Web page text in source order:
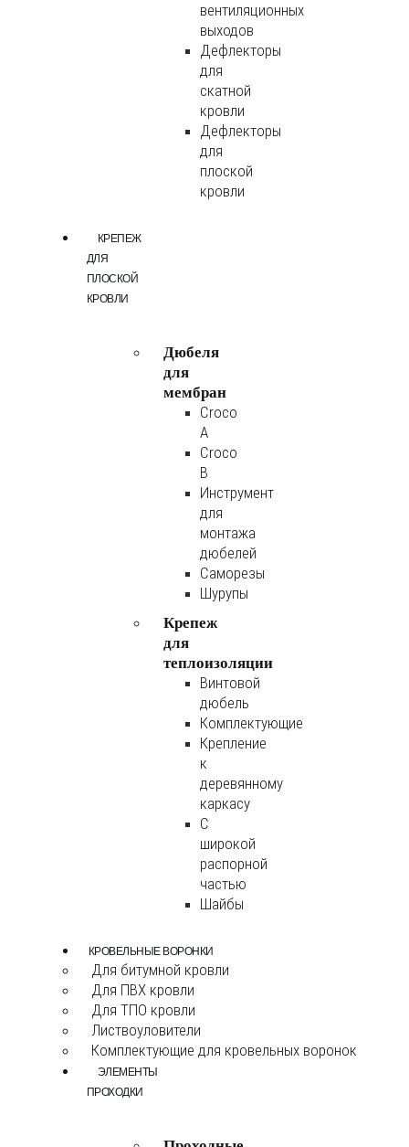
вентиляционных
выходов
Дефлекторы
для
скатной
кровли
Дефлекторы
для
плоской
кровли
КРЕПЕЖ
ДЛЯ
ПЛОСКОЙ
КРОВЛИ
Дюбеля
для
мембран
Croco
A
Croco
B
Инструмент
для
монтажа
дюбелей
Саморезы
Шурупы
Крепеж
для
теплоизоляции
Винтовой
дюбель
Комплектующие
Крепление
к
деревянному
каркасу
С
широкой
распорной
частью
Шайбы
КРОВЕЛЬНЫЕ ВОРОНКИ
Для битумной кровли
Для ПВХ кровли
Для ТПО кровли
Листвоуловители
Комплектующие для кровельных воронок
ЭЛЕМЕНТЫ
ПРОХОДКИ